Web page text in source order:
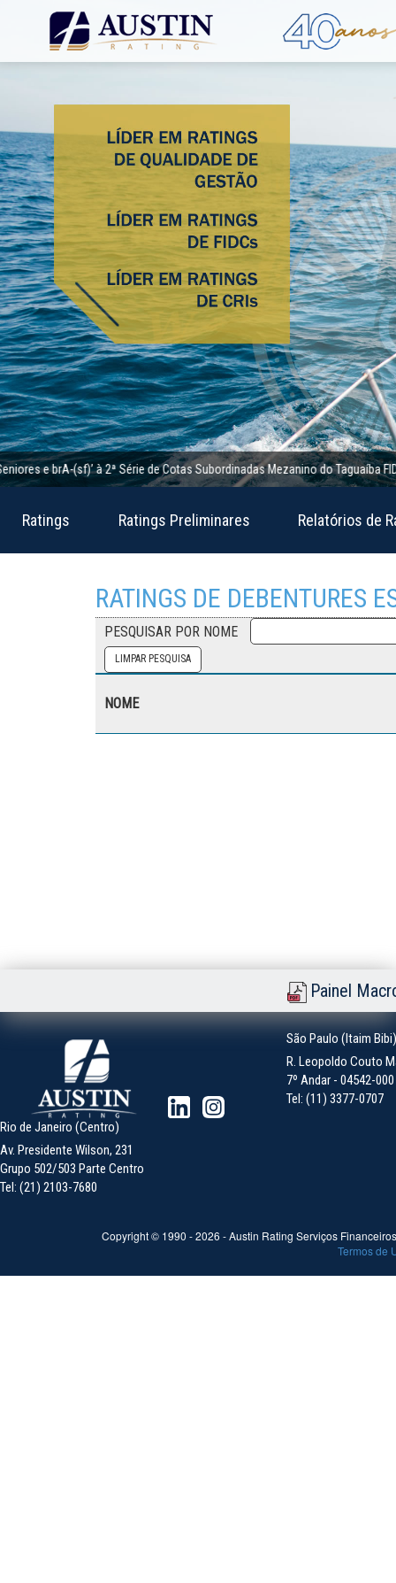
(sf)’ à 2ª Série de Cotas Subordinadas Mezanino do Taguaíba FIDC;
Ratings Ratings Preliminares Relatórios de
RATINGS DE DEBENTURES
PESQUISAR POR NOME
NOME
Painel
São Paulo (Itaim Bibi)
R. Leopoldo Couto
7º Andar - 04542-
Tel: (11) 3377-0707
Rio de Janeiro (Centro)
Av. Presidente Wilson, 231
Grupo 502/503 Parte Centro
Tel: (21) 2103-7680
Copyright © 1990 -2026 - Austin Rating Serviços
Termos de